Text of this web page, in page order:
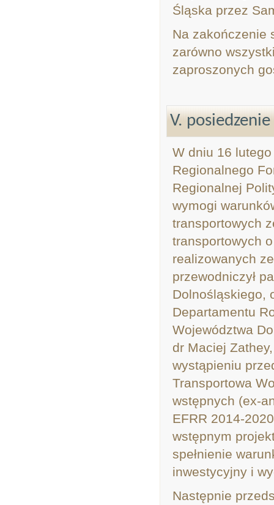
Śląska przez
Na zakończenie
zarówno
zaproszonych
V.
W dniu 16 lutego
Regionalnego
Regionalnej
wymogi
transportowych
transportowych
realizowanych
przewodniczył
Dolnośląskiego,
Departamentu
Województwa
dr Maciej
wystąpieniu
Transportowa
wstępnych (ex-
EFRR 2014-
wstępnym
spełnienie
inwestycyjny i
Następnie